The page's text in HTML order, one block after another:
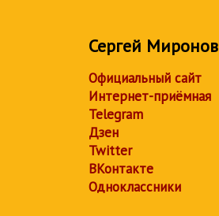
Сергей Миронов
Официальный сайт
Интернет-приёмная
Telegram
Дзен
Twitter
ВКонтакте
Одноклассники